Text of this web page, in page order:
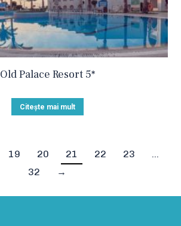
Old Palace Resort 5*
Citește mai mult
19 20 21 22 23
…
32
→